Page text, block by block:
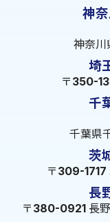
神
神奈川
埼
〒350-
千
千葉県
茨
〒309-
長
〒380-0921 長